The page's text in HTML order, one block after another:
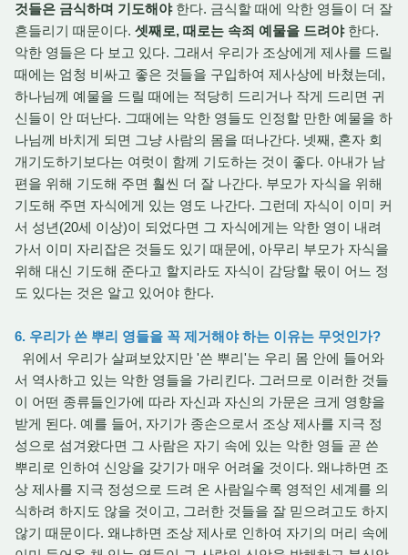
것들은 금식하며 기도해야한다. 금식할 때에 악한 영들이 더 잘
흔들리기 때문이다. 셋째로, 때로는 속죄 예물을 드려야한다.
악한 영들은 다 보고 있다. 그래서 우리가 조상에게 제사를 드릴
때에는 엄청 비싸고 좋은 것들을 구입하여 제사상에 바쳤는데,
하나님께 예물을 드릴 때에는 적당히 드리거나 작게 드리면 귀
신들이 안 떠난다. 그때에는 악한 영들도 인정할 만한 예물을 하
나님께 바치게 되면 그냥 사람의 몸을 떠나간다. 넷째, 혼자 회
개기도하기보다는 여럿이 함께 기도하는 것이 좋다. 아내가 남
편을 위해 기도해 주면 훨씬 더 잘 나간다. 부모가 자식을 위해
기도해 주면 자식에게 있는 영도 나간다. 그런데 자식이 이미 커
서 성년(20세 이상)이 되었다면 그 자식에게는 악한 영이 내려
가서 이미 자리잡은 것들도 있기 때문에, 아무리 부모가 자식을
위해 대신 기도해 준다고 할지라도 자식이 감당할 몫이 어느 정
도 있다는 것은 알고 있어야 한다.
6. 우리가 쓴 뿌리 영들을 꼭 제거해야 하는 이유는 무엇인가?
위에서 우리가 살펴보았지만 '쓴 뿌리'는 우리 몸 안에 들어와
서 역사하고 있는 악한 영들을 가리킨다. 그러므로 이러한 것들
이 어떤 종류들인가에 따라 자신과 자신의 가문은 크게 영향을
받게 된다. 예를 들어, 자기가 종손으로서 조상 제사를 지극 정
성으로 섬겨왔다면 그 사람은 자기 속에 있는 악한 영들 곧 쓴
뿌리로 인하여 신앙을 갖기가 매우 어려울 것이다. 왜냐하면 조
상 제사를 지극 정성으로 드려 온 사람일수록 영적인 세계를 의
식하려 하지도 않을 것이고, 그러한 것들을 잘 믿으려고도 하지
않기 때문이다. 왜냐하면 조상 제사로 인하여 자기의 머리 속에